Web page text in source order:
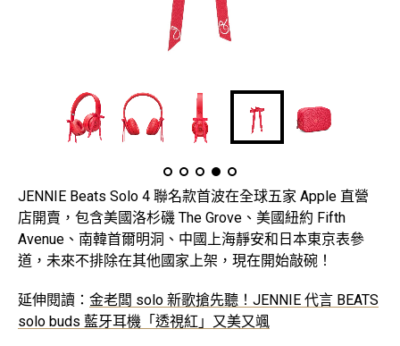
JENNIE Beats Solo 4 聯名款首波在全球五家 Apple 直營
店開賣，包含美國洛杉磯 The Grove、美國紐約 Fifth
Avenue、南韓首爾明洞、中國上海靜安和日本東京表參
道，未來不排除在其他國家上架，現在開始敲碗！
延伸閱讀： 金老闆 solo 新歌搶先聽！JENNIE 代言 BEATS
solo buds 藍牙耳機「透視紅」又美又颯